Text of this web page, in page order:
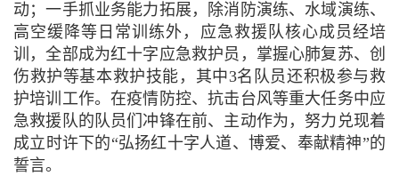
动；一手抓业务能力拓展，除消防演练、水域演练、
高空缓降等日常训练外，应急救援队核心成员经培
训，全部成为红十字应急救护员，掌握心肺复苏、创
伤救护等基本救护技能，其中3名队员还积极参与救
护培训工作。在疫情防控、抗击台风等重大任务中应
急救援队的队员们冲锋在前、主动作为，努力兑现着
成立时许下的“弘扬红十字人道、博爱、奉献精神”的
誓言。